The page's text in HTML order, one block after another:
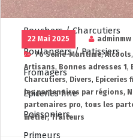
alimentation de proximité
Bouchers / Charcutiers
Boulangers / Patissiers
Fromagers
Epiceries fine
Poissoniers
Primeurs
22 Mai 2025
adminmw
76 Seine-Maritime,Alcools,
Artisans, Bonnes adresses 1 ,
Charcutiers, Divers, Epiceries
les partenaires par régions,
partenaires pro, tous les
métier,Traiteurs